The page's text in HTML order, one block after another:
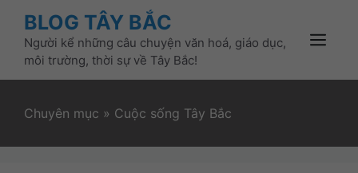
content
BLOG TÂY BẮC
Người kể những câu chuyện văn hoá, giáo dục,
môi trường, thời sự về Tây Bắc!
Menu
Chuyên mục » Cuộc sống Tây Bắc